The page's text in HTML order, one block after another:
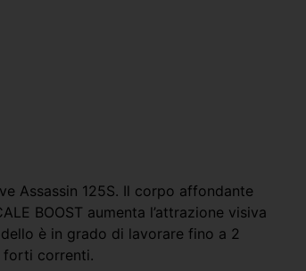
Assassin 125S. Il corpo affondante
BOOST aumenta l’attrazione visiva
è in grado di lavorare fino a 2
forti correnti.